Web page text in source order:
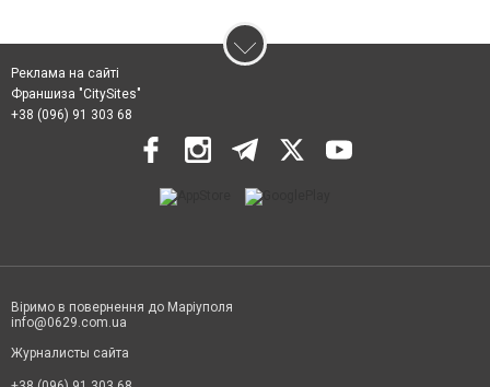
Реклама на сайті
Франшиза "CitySites"
+38 (096) 91 303 68
Віримо в повернення до Маріуполя
info@0629.com.ua
Журналисты сайта